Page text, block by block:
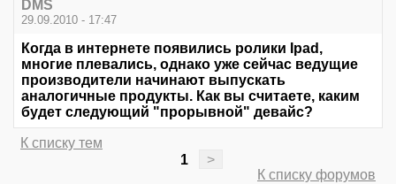
DMS
29.09.2010 - 17:47
Когда в интернете появились ролики Ipad,
многие плевались, однако уже сейчас ведущие
производители начинают выпускать
аналогичные продукты. Как вы считаете, каким
будет следующий "прорывной" девайс?
К списку тем
1
>
К списку форумов